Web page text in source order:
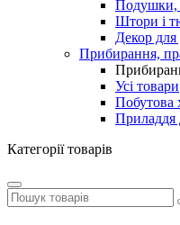
Подушки,
Штори і
Декор
Прибирання,
Усі товари
Побутова
Приладдя
Категорії товарів